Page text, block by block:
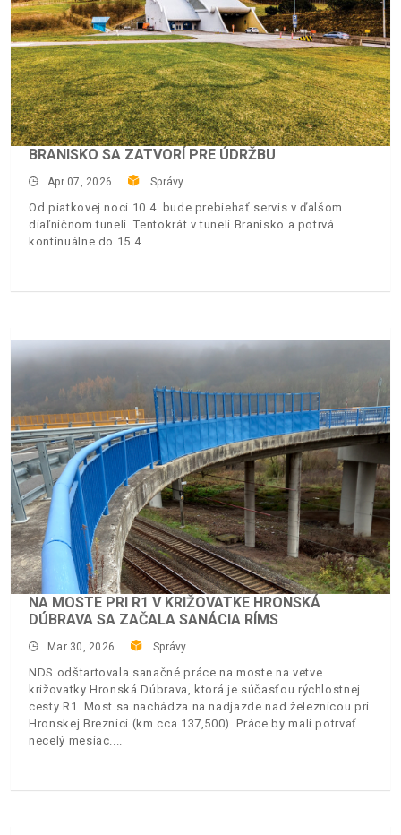
BRANISKO SA ZATVORÍ PRE ÚDRŽBU
Apr 07, 2026 Správy
Od piatkovej noci 10.4. bude prebiehať servis v ďalšom
diaľničnom tuneli. Tentokrát v tuneli Branisko a potrvá
kontinuálne do 15.4.
NA MOSTE PRI R1 V KRIŽOVATKE HRONSKÁ
DÚBRAVA SA ZAČALA SANÁCIA RÍMS
Mar 30, 2026 Správy
NDS odštartovala sanačné práce na moste na vetve
križovatky Hronská Dúbrava, ktorá je súčasťou rýchlostnej
cesty R1. Most sa nachádza na nadjazde nad železnicou pri
Hronskej Breznici (km cca 137,500). Práce by mali potrvať
necelý mesiac.